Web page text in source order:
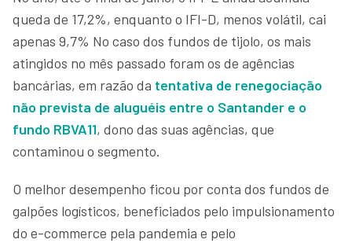
queda de 17,2%, enquanto o IFI-D, menos volátil, cai
apenas 9,7% No caso dos fundos de tijolo, os mais
atingidos no mês passado foram os de agências
bancárias, em razão da tentativa de renegociação
não prevista de aluguéis entre o Santander e o
fundo RBVA11, dono das suas agências, que
contaminou o segmento.
O melhor desempenho ficou por conta dos fundos de
galpões logísticos, beneficiados pelo impulsionamento
do e-commerce pela pandemia e pelo